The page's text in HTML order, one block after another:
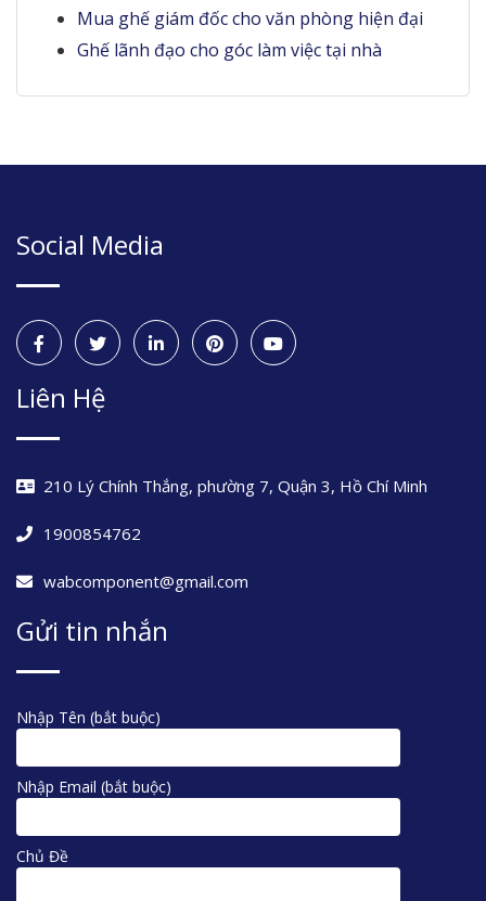
Mua ghế giám đốc cho văn phòng hiện đại
Ghế lãnh đạo cho góc làm việc tại nhà
Social Media
Liên Hệ
210 Lý Chính Thắng, phường 7, Quận 3, Hồ Chí Minh
1900854762
wabcomponent@gmail.com
Gửi tin nhắn
Nhập Tên (bắt buộc)
Nhập Email (bắt buộc)
Chủ Đề